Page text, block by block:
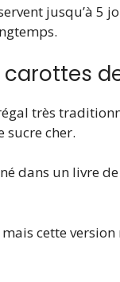
jusqu’à 5
carottes
très
sucre cher.
dans un livre
cette